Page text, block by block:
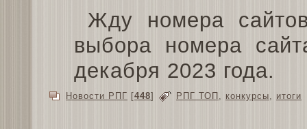
Жду номера
выбора номера
декабря 2023 года.
Новости РПГ [448] РПГ ТОП конкурсы итоги